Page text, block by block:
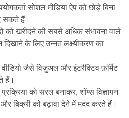
सोशल मीडिया ऐप को छोड़े बिना
सकते हैं।
को खरीदने की सबसे अधिक संभावना वाले
दिखाने के लिए उन्नत लक्ष्यीकरण का
जैसे विज़ुअल और इंटरैक्टिव फ़ॉर्मेट
हैं।
को सरल बनाकर, शॉप्स विज्ञापन
बिक्री को बढ़ावा देने में मदद करते हैं।